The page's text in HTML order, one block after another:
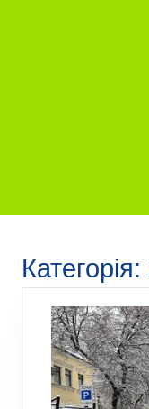
Категорія: